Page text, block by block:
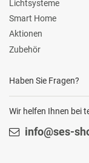
Lichtsysteme
Smart Home
Aktionen
Zubehör
Haben Sie Fragen?
Wir helfen Ihnen bei
info@ses-